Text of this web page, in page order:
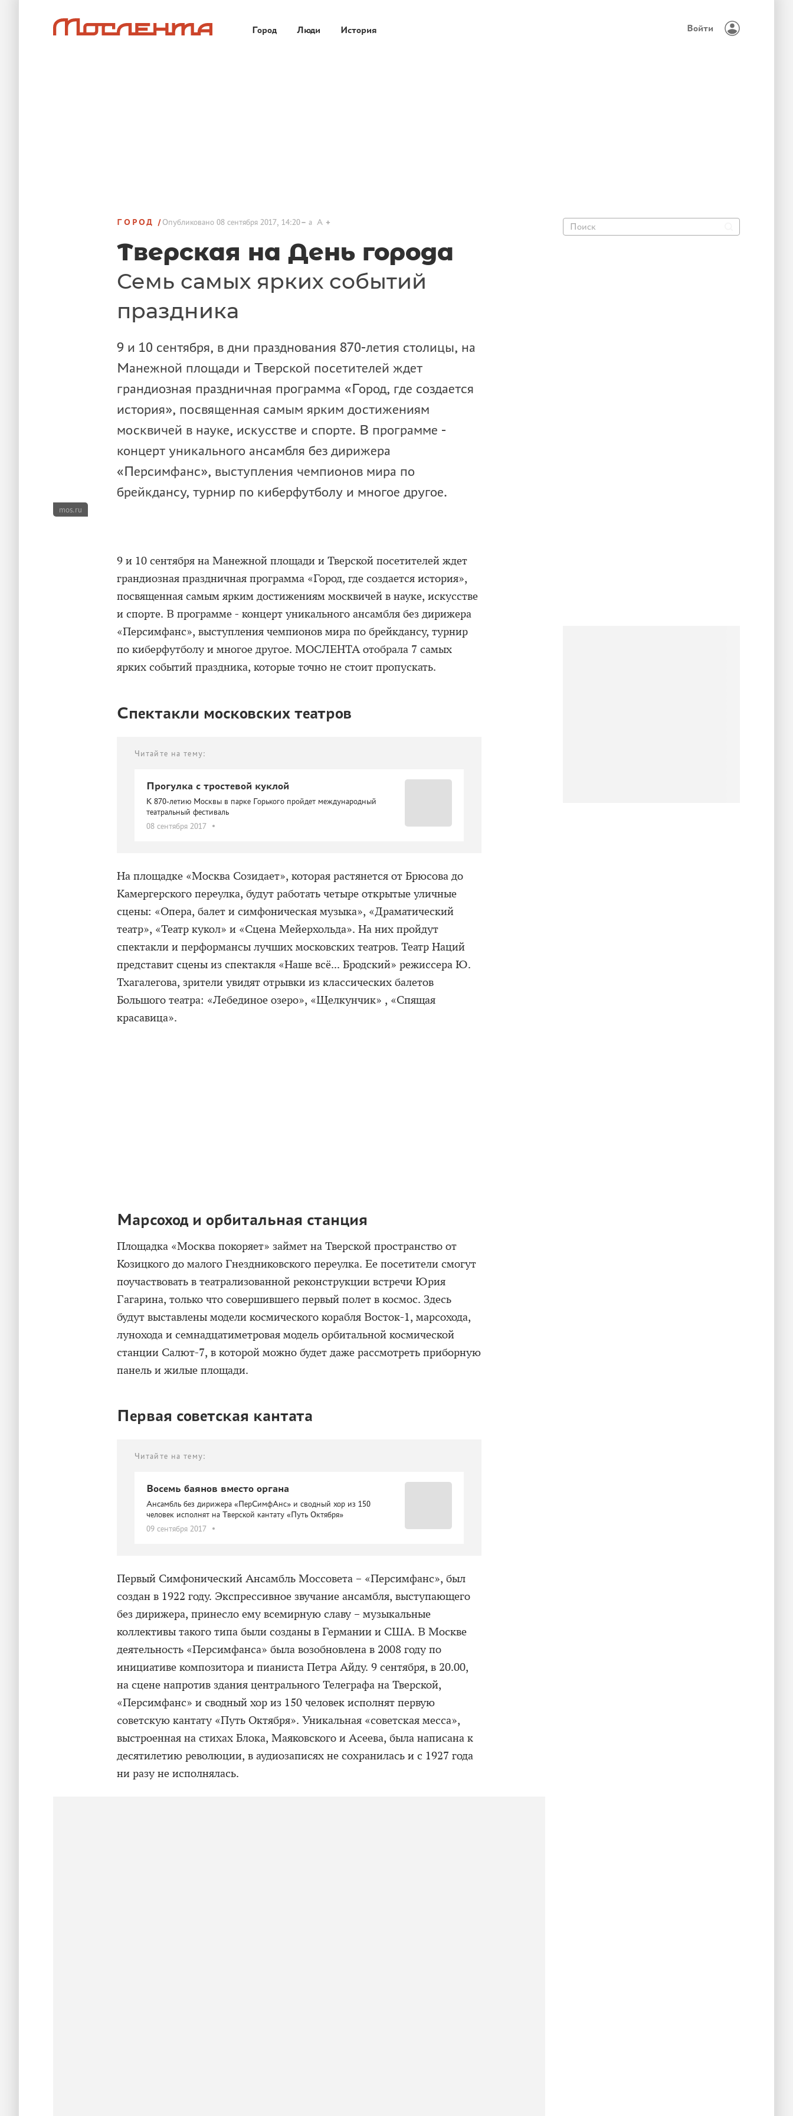
Город Люди История Войти
ГОРОД Опубликовано 08 сентября 2017, 14:20 a A
Тверская на День города
Семь самых ярких событий
праздника
9 и 10 сентября, в дни празднования 870-летия столицы, на
Манежной площади и Тверской посетителей ждет
грандиозная праздничная программа «Город, где создается
история», посвященная самым ярким достижениям
москвичей в науке, искусстве и спорте. В программе -
концерт уникального ансамбля без дирижера
«Персимфанс», выступления чемпионов мира по
брейкдансу, турнир по киберфутболу и многое другое.
mos.ru
9 и 10 сентября на Манежной площади и Тверской посетителей ждет
грандиозная праздничная программа «Город, где создается история»,
посвященная самым ярким достижениям москвичей в науке, искусстве
и спорте. В программе - концерт уникального ансамбля без дирижера
«Персимфанс», выступления чемпионов мира по брейкдансу, турнир
по киберфутболу и многое другое. МОСЛЕНТА отобрала 7 самых
ярких событий праздника, которые точно не стоит пропускать.
Спектакли московских театров
Читайте на тему:
Прогулка с тростевой куклой
К 870-летию Москвы в парке Горького пройдет международный
театральный фестиваль
08 сентября 2017
На площадке «Москва Созидает», которая растянется от Брюсова до
Камергерского переулка, будут работать четыре открытые уличные
сцены: «Опера, балет и симфоническая музыка», «Драматический
театр», «Театр кукол» и «Сцена Мейерхольда». На них пройдут
спектакли и перформансы лучших московских театров. Театр Наций
представит сцены из спектакля «Наше всё... Бродский» режиссера Ю.
Тхагалегова, зрители увидят отрывки из классических балетов
Большого театра: «Лебединое озеро», «Щелкунчик» , «Спящая
красавица».
Марсоход и орбитальная станция
Площадка «Москва покоряет» займет на Тверской пространство от
Козицкого до малого Гнездниковского переулка. Ее посетители смогут
поучаствовать в театрализованной реконструкции встречи Юрия
Гагарина, только что совершившего первый полет в космос. Здесь
будут выставлены модели космического корабля Восток-1, марсохода,
лунохода и семнадцатиметровая модель орбитальной космической
станции Салют-7, в которой можно будет даже рассмотреть приборную
панель и жилые площади.
Первая советская кантата
Читайте на тему:
Восемь баянов вместо органа
Ансамбль без дирижера «ПерСимфАнс» и сводный хор из 150
человек исполнят на Тверской кантату «Путь Октября»
09 сентября 2017
Первый Симфонический Ансамбль Моссовета – «Персимфанс», был
создан в 1922 году. Экспрессивное звучание ансамбля, выступающего
без дирижера, принесло ему всемирную славу – музыкальные
коллективы такого типа были созданы в Германии и США. В Москве
деятельность «Персимфанса» была возобновлена в 2008 году по
инициативе композитора и пианиста Петра Айду. 9 сентября, в 20.00,
на сцене напротив здания центрального Телеграфа на Тверской,
«Персимфанс» и сводный хор из 150 человек исполнят первую
советскую кантату «Путь Октября». Уникальная «советская месса»,
выстроенная на стихах Блока, Маяковского и Асеева, была написана к
десятилетию революции, в аудиозаписях не сохранилась и с 1927 года
ни разу не исполнялась.